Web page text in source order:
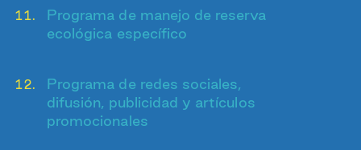
Programa de manejo de reserva
ecológica específico
Programa de redes sociales,
difusión, publicidad y artículos
promocionales